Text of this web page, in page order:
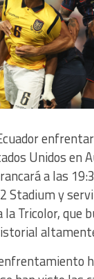
Unidos en
a las
Stadium y
Tricolor, que